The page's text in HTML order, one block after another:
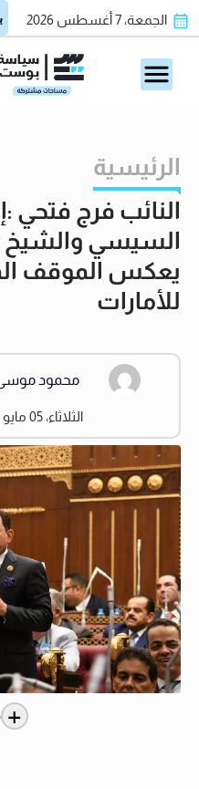
الجمعة، 7 أغسطس 2026
الرئيسية
النائب فرج فتحي
السيسي والشيخ
يعكس الموقف
للأمارات
محمود
الثلاثاء، 05 مايو 2026 05:57 مساءً
+